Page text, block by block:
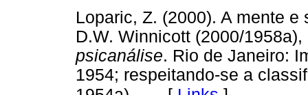
Loparic, Z. (2000). A mente
D.W. Winnicott (2000/1958a),
psicanálise. Rio de Janeiro:
1954; respeitando-se a